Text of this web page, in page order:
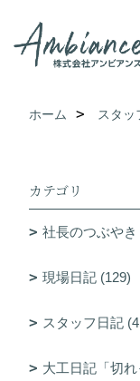
ホーム スタッ
カテゴリ
社長のつぶやき
現場日記 (129)
スタッフ日記
大工日記「切れ